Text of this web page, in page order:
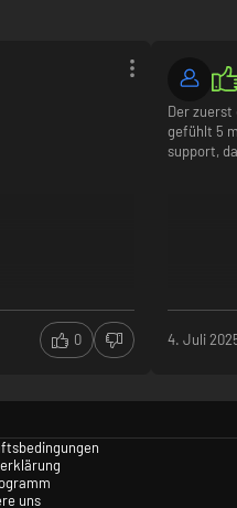
0
Der
gefühlt 5
support,
4. Juli
uns